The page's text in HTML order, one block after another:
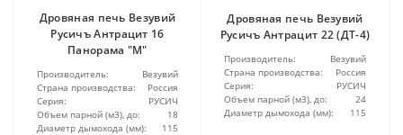
Дровяная печь Везувий
Русичъ Антрацит 16
Панорама "М"
Производитель:
Везувий
Страна производства:
Россия
Серия:
РУСИЧ
Объем парной (м3), до:
18
Диаметр дымохода (мм):
115
Дровяная печь Везувий
Русичъ Антрацит 22 (ДТ-4)
Производитель:
Везувий
Страна производства:
Россия
Серия:
РУСИЧ
Объем парной (м3), до:
24
Диаметр дымохода (мм):
115